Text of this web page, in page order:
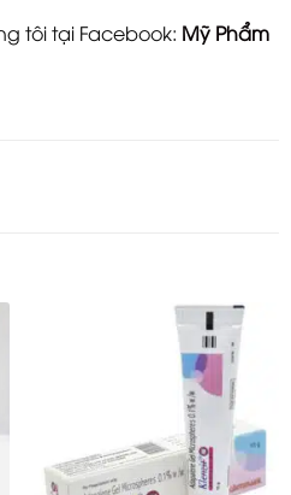
tôi tại Facebook: Mỹ Phẩm